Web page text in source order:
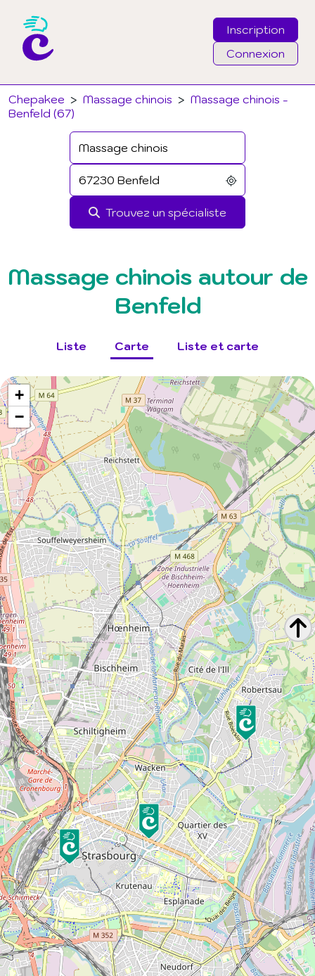
Inscription
Connexion
Chepakee > Massage chinois > Massage chinois -
Benfeld (67)
Trouvez un spécialiste
Email
Mot de passe
J'ai oublié mon mot de passe
Connexion
Massage chinois autour de
Benfeld
Liste Carte Liste et carte
+
−